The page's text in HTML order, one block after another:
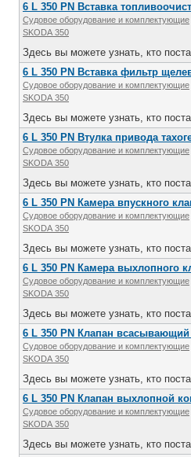
6 L 350 PN Вставка
Судовое оборудование и комплектующие
SKODA 350
Здесь вы можете узнать, кто
6 L 350 PN Вставка фильтр
Судовое оборудование и комплектующие
SKODA 350
Здесь вы можете узнать, кто
6 L 350 PN Втулка привода
Судовое оборудование и комплектующие
SKODA 350
Здесь вы можете узнать, кто
6 L 350 PN Камера впускного
Судовое оборудование и комплектующие
SKODA 350
Здесь вы можете узнать, кто
6 L 350 PN Камера выхлопного
Судовое оборудование и комплектующие
SKODA 350
Здесь вы можете узнать, кто
6 L 350 PN Клапан
Судовое оборудование и комплектующие
SKODA 350
Здесь вы можете узнать, кто
6 L 350 PN Клапан выхлопной
Судовое оборудование и комплектующие
SKODA 350
Здесь вы можете узнать, кто